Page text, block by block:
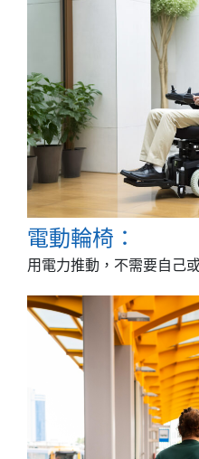
電動輪椅：
用電力推動，不需要自己